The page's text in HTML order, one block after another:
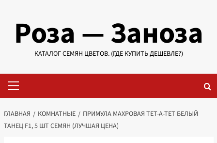
содержимому
Роза — Заноза
КАТАЛОГ СЕМЯН ЦВЕТОВ. (ГДЕ КУПИТЬ ДЕШЕВЛЕ?)
меню
ГЛАВНАЯ КОМНАТНЫЕ
ПРИМУЛА МАХРОВАЯ ТЕТ-А-ТЕТ БЕЛЫЙ
ТАНЕЦ F1, 5 ШТ СЕМЯН (ЛУЧШАЯ ЦЕНА)